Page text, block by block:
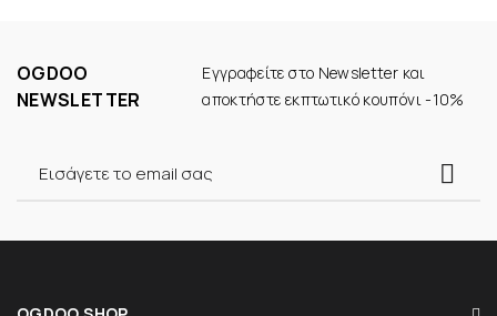
OGDOO
NEWSLETTER
Εγγραφείτε στο Newsletter και
αποκτήστε εκπτωτικό κουπόνι -10%